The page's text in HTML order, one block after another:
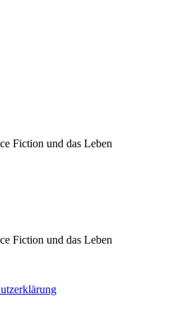
Fiction und das Leben
Fiction und das Leben